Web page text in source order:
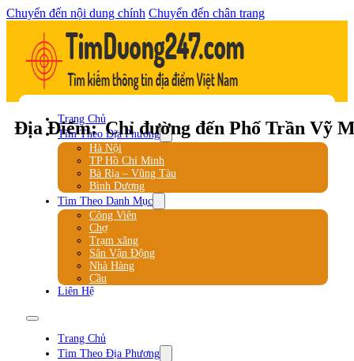
Chuyển đến nội dung chính Chuyển đến chân trang
Trang Chủ
Tìm Theo Địa Phương
Hà Nội
TP Hồ Chí Minh
Bà Rịa – Vũng Tàu
Bình Dương
Tìm Theo Danh Mục
Công Viên
Chợ
Trạm xăng
Sân Vận Động
Nhà Hàng
Cầu
Liên Hệ
Trang Chủ
Tìm Theo Địa Phương
Địa Điểm: Chỉ đường đến Phố Trần Vỹ